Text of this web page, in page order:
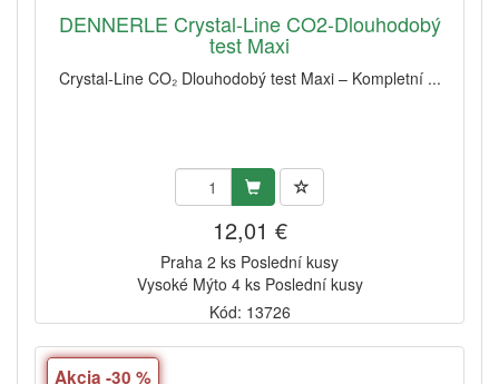
DENNERLE Crystal-Line CO2-Dlouhodobý
test Maxi
Crystal-Line CO₂ Dlouhodobý test Maxi – Kompletní ...
12,01 €
Praha 2 ks Poslední kusy
Vysoké Mýto 4 ks Poslední kusy
Kód: 13726
Akcia -30 %